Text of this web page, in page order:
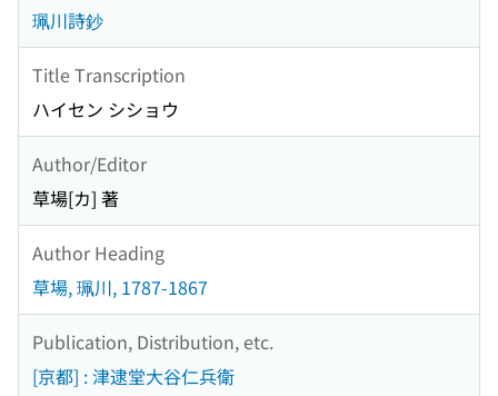
珮川詩鈔
Title Transcription
ハイセン シショウ
Author/Editor
草場[カ] 著
Author Heading
草場, 珮川, 1787-1867
Publication, Distribution, etc.
[京都] : 津逮堂大谷仁兵衛